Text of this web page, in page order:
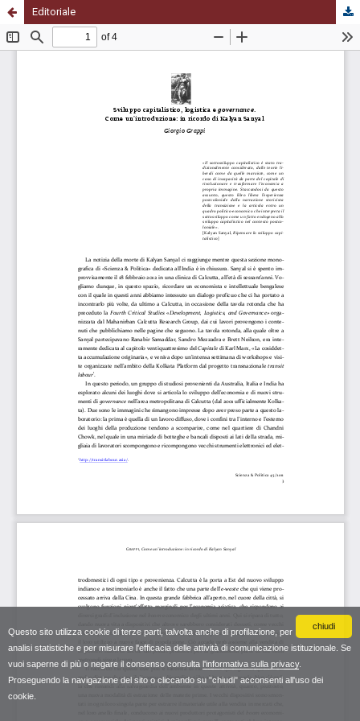
chiudi
Questo sito utilizza cookie di terze parti, talvolta anche di profilazione, per
analisi statistiche e per misurare l'efficacia delle attività di comunicazione istituzionale. Se
vuoi saperne di più o negare il consenso consulta l'informativa sulla privacy.
Proseguendo la navigazione del sito o cliccando su "chiudi" acconsenti all'uso dei
cookie.
Editoriale